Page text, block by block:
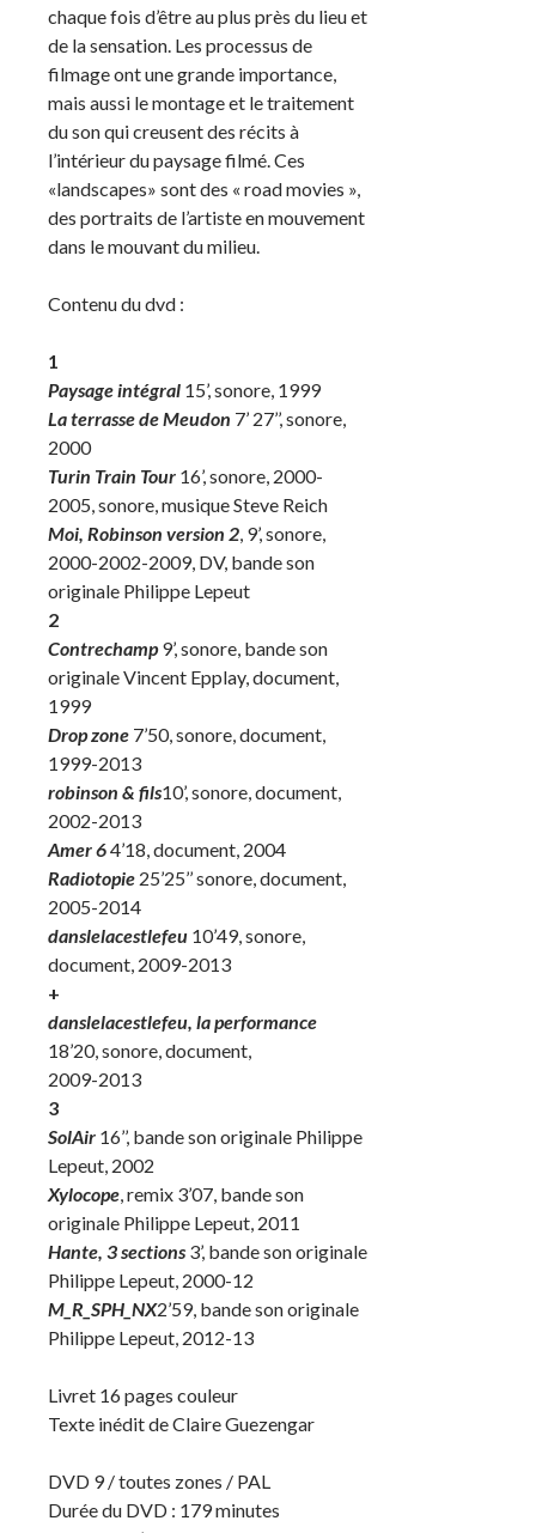
chaque fois d’être au plus près du lieu et
de la sensation. Les processus de
filmage ont une grande importance,
mais aussi le montage et le traitement
du son qui creusent des récits à
l’intérieur du paysage filmé. Ces
«landscapes» sont des « road movies »,
des portraits de l’artiste en mouvement
dans le mouvant du milieu.
Contenu du dvd :
1
Paysage intégral 15’, sonore, 1999
La terrasse de Meudon 7’ 27’’, sonore,
2000
Turin Train Tour 16’, sonore, 2000-
2005, sonore, musique Steve Reich
Moi, Robinson version 2, 9’, sonore,
2000-2002-2009, DV, bande son
originale Philippe Lepeut
2
Contrechamp9’, sonore, bande son
originale Vincent Epplay, document,
1999
Drop zone 7’50, sonore, document,
1999-2013
robinson & fils10’, sonore, document,
2002-2013
Amer 64’18, document, 2004
Radiotopie 25’25’’ sonore, document,
2005-2014
danslelacestlefeu 10’49, sonore,
document, 2009-2013
+
danslelacestlefeu, la performance
18’20, sonore, document,
2009-2013
3
SolAir 16’’, bande son originale Philippe
Lepeut, 2002
Xylocope, remix 3’07, bande son
originale Philippe Lepeut, 2011
Hante, 3 sections 3’, bande son originale
Philippe Lepeut, 2000-12
M_R_SPH_NX2’59, bande son originale
Philippe Lepeut, 2012-13
Livret 16 pages couleur
Texte inédit de Claire Guezengar
DVD 9 / toutes zones / PAL
Durée du DVD : 179 minutes